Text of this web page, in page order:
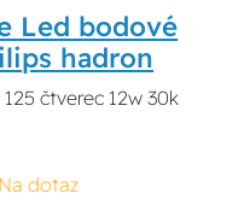
Led bodové
hadron
čtverec 12w 30k
Na dotaz